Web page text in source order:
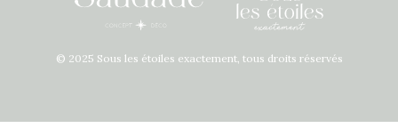
© 2025 Sous les étoiles exactement, tous droits réservés